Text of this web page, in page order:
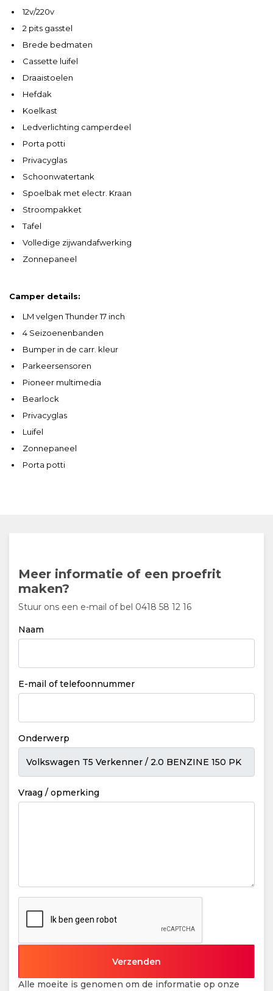
12v/220v
2 pits gasstel
Brede bedmaten
Cassette luifel
Draaistoelen
Hefdak
Koelkast
Ledverlichting camperdeel
Porta potti
Privacyglas
Schoonwatertank
Spoelbak met electr. Kraan
Stroompakket
Tafel
Volledige zijwandafwerking
Zonnepaneel
Camper details:
LM velgen Thunder 17 inch
4 Seizoenenbanden
Bumper in de carr. kleur
Parkeersensoren
Pioneer multimedia
Bearlock
Privacyglas
Luifel
Zonnepaneel
Porta potti
Meer informatie of een proefrit
maken?
Stuur ons een e-mail of bel 0418 58 12 16
Naam
E-mail of telefoonnummer
Onderwerp
Vraag / opmerking
Alle moeite is genomen om de informatie op onze